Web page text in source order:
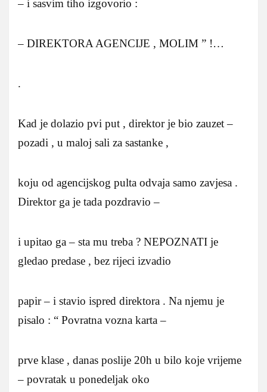
– i sasvim tiho izgovorio :
– DIREKTORA AGENCIJE , MOLIM ” !…
.
Kad je dolazio pvi put , direktor je bio zauzet –
pozadi , u maloj sali za sastanke ,
koju od agencijskog pulta odvaja samo zavjesa .
Direktor ga je tada pozdravio –
i upitao ga – sta mu treba ? NEPOZNATI je
gledao predase , bez rijeci izvadio
papir – i stavio ispred direktora . Na njemu je
pisalo : “ Povratna vozna karta –
prve klase , danas poslije 20h u bilo koje vrijeme
– povratak u ponedeljak oko